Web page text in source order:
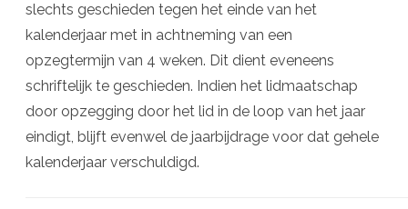
slechts geschieden tegen het einde van het
kalenderjaar met in achtneming van een
opzegtermijn van 4 weken. Dit dient eveneens
schriftelijk te geschieden. Indien het lidmaatschap
door opzegging door het lid in de loop van het jaar
eindigt, blijft evenwel de jaarbijdrage voor dat gehele
kalenderjaar verschuldigd.